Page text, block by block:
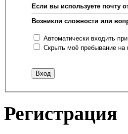
Если вы используете почту
Возникли сложности или
Автоматически входить
Скрыть моё пребывание на
Регистрация